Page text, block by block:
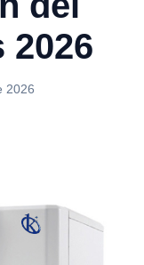
2026
2026